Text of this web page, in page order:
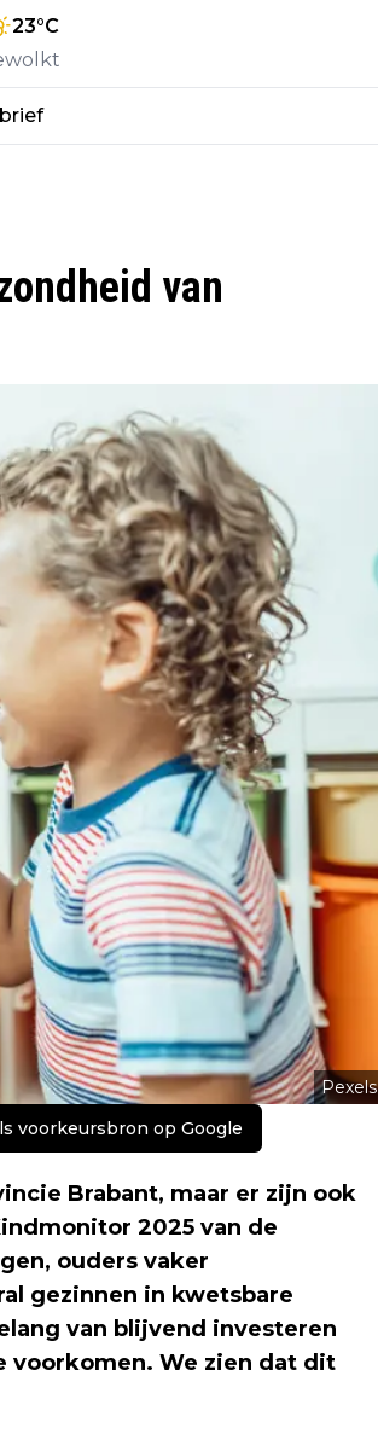
23°C
van
Pexels
voorkeursbron op Google
Brabant, maar er zijn ook
2025 van de
ouders vaker
gezinnen in kwetsbare
van blijvend investeren
voorkomen. We zien dat dit